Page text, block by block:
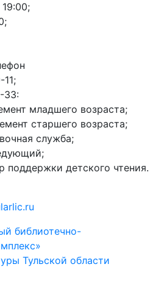
19:00;
33:
младшего возраста;
старшего возраста;
служба;
поддержки детского чтения.
библиотечно-
Тульской области